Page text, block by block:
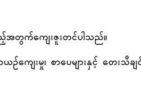
အတွက်ကျေးဇူးတင်ပါသည်။
ဉ်ကျေးမှု၊ စာပေများနှင့် တေးသီ